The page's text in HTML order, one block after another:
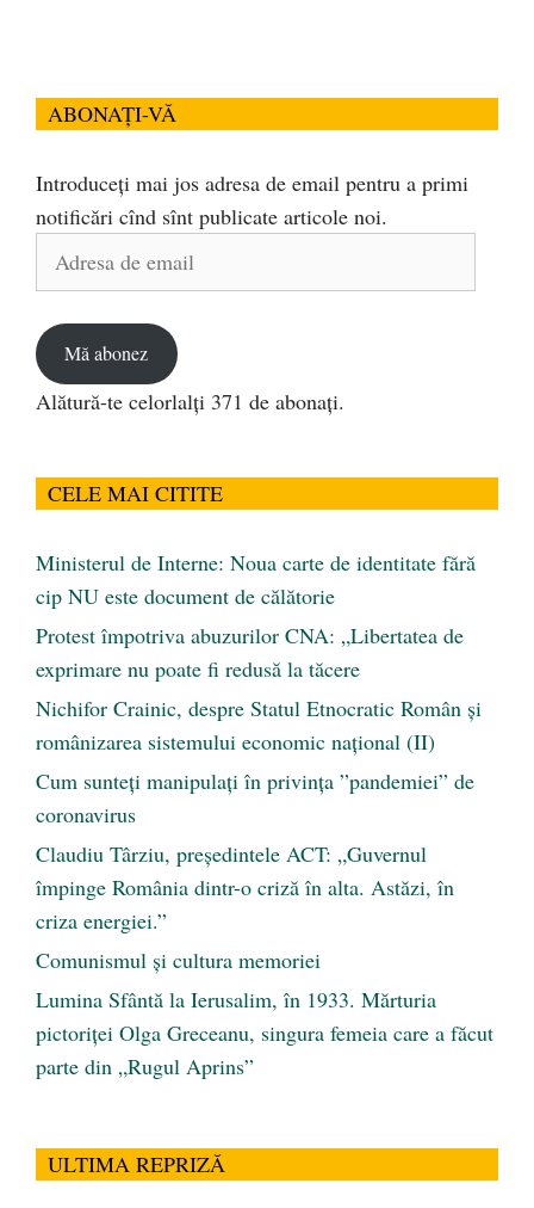
ABONAȚI-VĂ
Introduceți mai jos adresa de email pentru a primi
notificări cînd sînt publicate articole noi.
Mă abonez
Alătură-te celorlalți 371 de abonați.
CELE MAI CITITE
Ministerul de Interne: Noua carte de identitate fără
cip NU este document de călătorie
Protest împotriva abuzurilor CNA: „Libertatea de
exprimare nu poate fi redusă la tăcere
Nichifor Crainic, despre Statul Etnocratic Român şi
românizarea sistemului economic naţional (II)
Cum sunteți manipulați în privința ”pandemiei” de
coronavirus
Claudiu Târziu, președintele ACT: „Guvernul
împinge România dintr-o criză în alta. Astăzi, în
criza energiei.”
Comunismul şi cultura memoriei
Lumina Sfântă la Ierusalim, în 1933. Mărturia
pictoriței Olga Greceanu, singura femeia care a făcut
parte din „Rugul Aprins”
ULTIMA REPRIZĂ